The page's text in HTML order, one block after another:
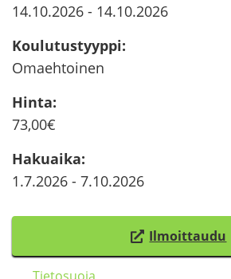
14.10.2026- 14.10.2026
Kou­lu­tus­tyyp­pi:
Omaeh­toi­nen
Hinta:
73,00€
Ha­kuai­ka:
1.7.2026- 7.10.2026
Il­moit­tau­du
(